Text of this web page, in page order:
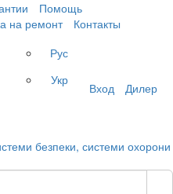
Помощь
на ремонт
Контакты
Рус
Укр
Вход Дилер